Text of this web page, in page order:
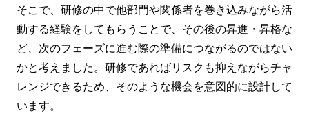
そこで、研修の中で他部門や関係者を巻き込みながら活
動する経験をしてもらうことで、その後の昇進・昇格な
ど、次のフェーズに進む際の準備につながるのではない
かと考えました。研修であればリスクも抑えながらチャ
レンジできるため、そのような機会を意図的に設計して
います。